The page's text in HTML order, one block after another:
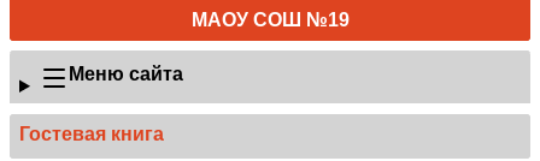
МАОУ СОШ №19
Меню сайта
Гостевая книга